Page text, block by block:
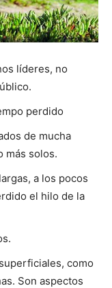
líderes, no
perdido
de mucha
más solos.
a los pocos
el hilo de la
como
Son aspectos